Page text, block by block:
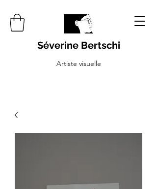
Séverine Bertschi
Artiste visuelle